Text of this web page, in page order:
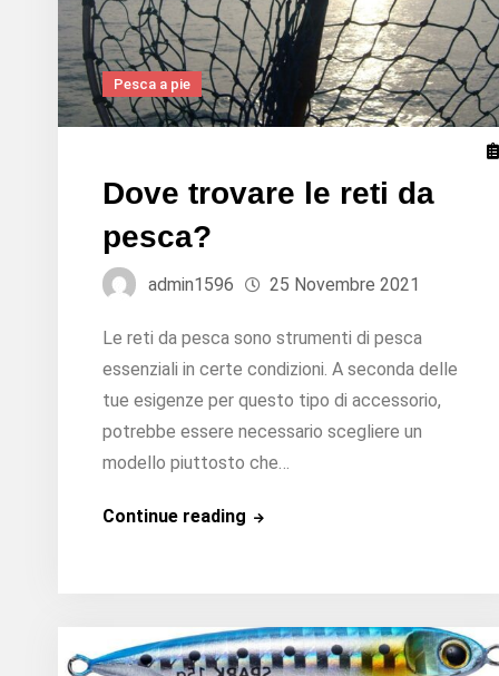
Pesca a pie
Dove trovare le reti da
pesca?
admin1596 25 Novembre 2021
Le reti da pesca sono strumenti di pesca
essenziali in certe condizioni. A seconda delle
tue esigenze per questo tipo di accessorio,
potrebbe essere necessario scegliere un
modello piuttosto che…
Continue reading Dove
da
pesca?